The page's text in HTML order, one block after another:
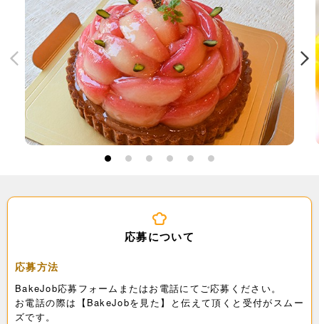
1 2 3 4 5 6
応募について
応募方法
BakeJob応募フォームまたはお電話にてご応募ください。
お電話の際は【BakeJobを見た】と伝えて頂くと受付がスムー
ズです。